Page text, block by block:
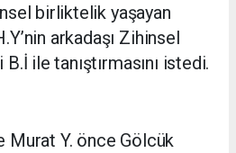
birliktelik yaşayan
arkadaşı Zihinsel
ile tanıştırmasını istedi.
Murat Y. önce Gölcük